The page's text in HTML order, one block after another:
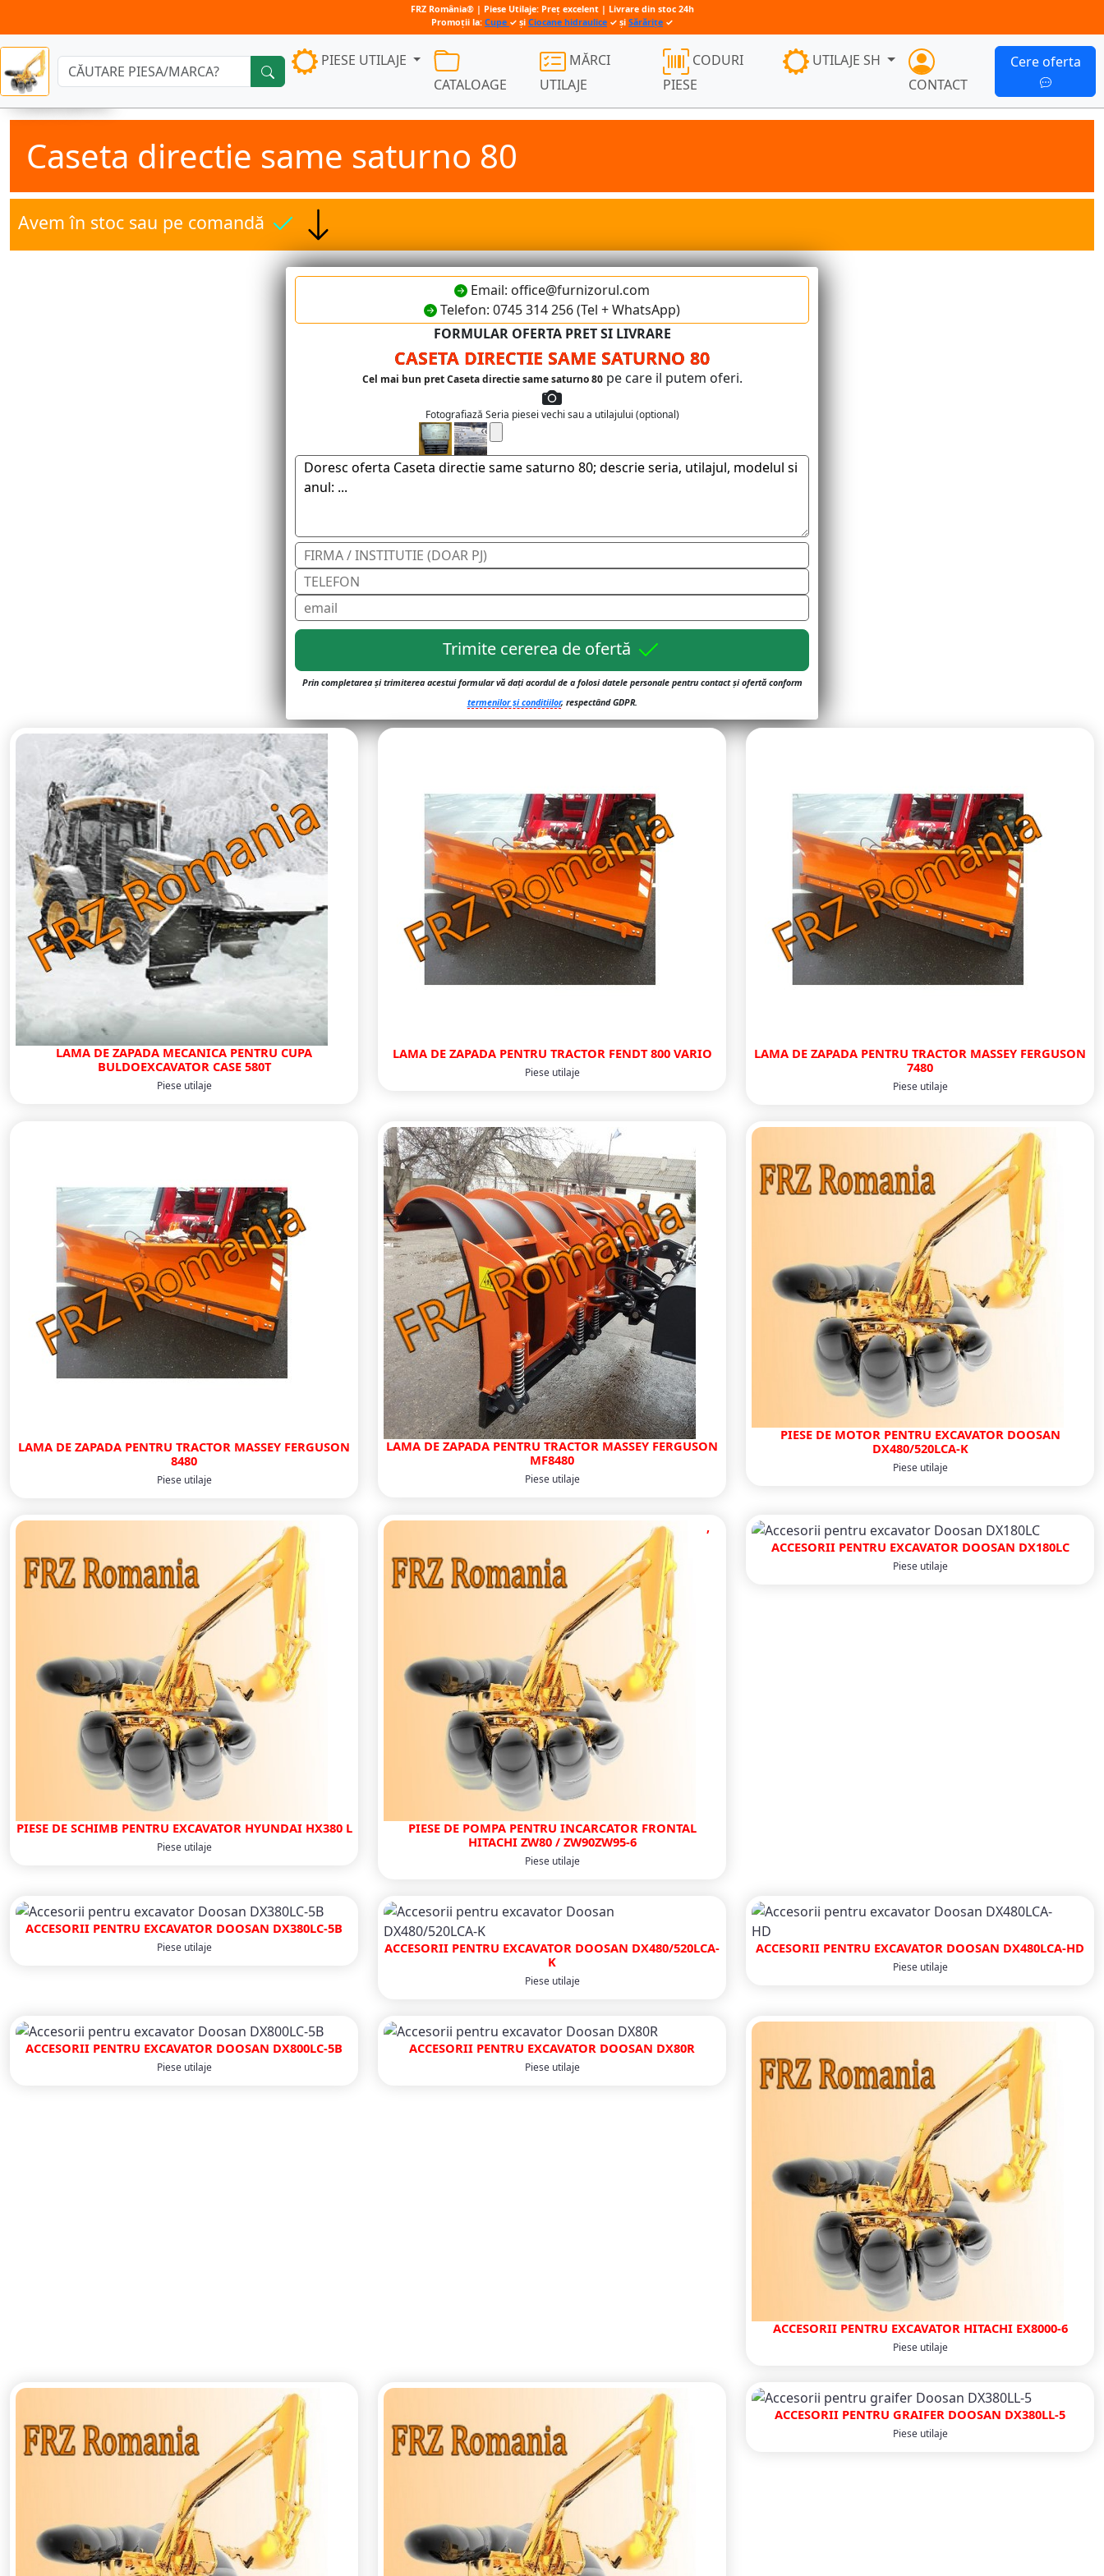
Căutare:
Caseta directie same saturno 80
Avem în stoc sau pe comandă
Email: office@furnizorul.com
Telefon: 0745 314 256 (Tel + WhatsApp)
FORMULAR OFERTA PRET SI LIVRARE
CASETA DIRECTIE SAME SATURNO 80
Cel mai bun pret Caseta directie same saturno 80pe care il putem oferi.
Fotografiază Seria piesei vechi sau a utilajului (optional)
Trimite cererea de ofertă
Prin completarea și trimiterea acestui formular vă dați acordul de a folosi datele personale pentru contact și ofertă conform
termenilor și conditiilor, respectând GDPR.
LAMA DE ZAPADA MECANICA PENTRU CUPA
BULDOEXCAVATOR CASE 580T
Piese utilaje
LAMA DE ZAPADA PENTRU TRACTOR FENDT 800 VARIO
Piese utilaje
LAMA DE ZAPADA PENTRU TRACTOR MASSEY FERGUSON
7480
Piese utilaje
LAMA DE ZAPADA PENTRU TRACTOR MASSEY FERGUSON
8480
Piese utilaje
LAMA DE ZAPADA PENTRU TRACTOR MASSEY FERGUSON
MF8480
Piese utilaje
PIESE DE MOTOR PENTRU EXCAVATOR DOOSAN
DX480/520LCA-K
Piese utilaje
PIESE DE SCHIMB PENTRU EXCAVATOR HYUNDAI HX380 L
Piese utilaje
,
PIESE DE POMPA PENTRU INCARCATOR FRONTAL
HITACHI ZW80 / ZW90ZW95-6
Piese utilaje
ACCESORII PENTRU EXCAVATOR DOOSAN DX180LC
Piese utilaje
ACCESORII PENTRU EXCAVATOR DOOSAN DX380LC-5B
Piese utilaje
ACCESORII PENTRU EXCAVATOR DOOSAN DX480/520LCA-
K
Piese utilaje
ACCESORII PENTRU EXCAVATOR DOOSAN DX480LCA-HD
Piese utilaje
ACCESORII PENTRU EXCAVATOR DOOSAN DX800LC-5B
Piese utilaje
ACCESORII PENTRU EXCAVATOR DOOSAN DX80R
Piese utilaje
ACCESORII PENTRU EXCAVATOR HITACHI EX8000-6
Piese utilaje
ACCESORII PENTRU GRAIFER DOOSAN DX380LL-5
Piese utilaje
FRZ România® | Piese Utilaje: Preț excelent | Livrare din stoc 24h
Promoții la: Cupe ✓ și Ciocane hidraulice ✓ și Sărărițe ✓
PIESE UTILAJE
CATALOAGE
MĂRCI
UTILAJE
CODURI
PIESE
UTILAJE SH
CONTACT
Cere oferta